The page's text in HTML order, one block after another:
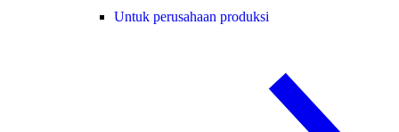
Untuk perusahaan produksi